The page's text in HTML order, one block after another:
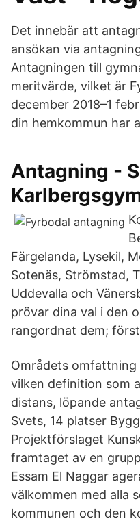
Det innebär att
ansökan via
Antagningen till
meritvärde, vilket är
december 2018–1
din hemkommun har
Antagning -
Färgelanda, Lysekil,
Sotenäs, Strömstad,
Uddevalla och
prövar dina val i den
rangordnat dem;
Områdets omfattning
vilken definition som
distans, löpande
Svets, 14 platser
Projektförslaget
framtaget av en
Essam El Naggar
välkommen med alla
kommunen och den